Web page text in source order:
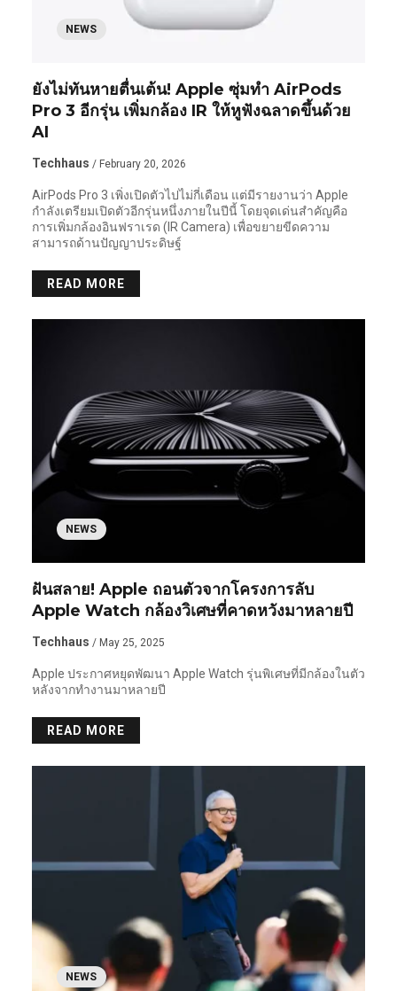
NEWS
ยังไม่ทันหายตื่นเต้น! Apple ซุ่มทำ AirPods
Pro 3 อีกรุ่น เพิ่มกล้อง IR ให้หูฟังฉลาดขึ้นด้วย
AI
Techhaus / February 20, 2026
AirPods Pro 3 เพิ่งเปิดตัวไปไม่กี่เดือน แต่มีรายงานว่า Apple
กำลังเตรียมเปิดตัวอีกรุ่นหนึ่งภายในปีนี้ โดยจุดเด่นสำคัญคือ
การเพิ่มกล้องอินฟราเรด (IR Camera) เพื่อขยายขีดความ
สามารถด้านปัญญาประดิษฐ์
READ MORE
NEWS
ฝันสลาย! Apple ถอนตัวจากโครงการลับ
Apple Watch กล้องวิเศษที่คาดหวังมาหลายปี
Techhaus / May 25, 2025
Apple ประกาศหยุดพัฒนา Apple Watch รุ่นพิเศษที่มีกล้องในตัว
หลังจากทำงานมาหลายปี
READ MORE
NEWS